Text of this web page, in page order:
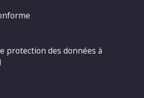
protection des données à